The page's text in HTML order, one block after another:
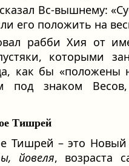
Вс-вышнему:
его положить на
рабби Хия от
которыми
как бы «положены
под знаком
Тишрей
Тишрей – это
йовеля, возраста